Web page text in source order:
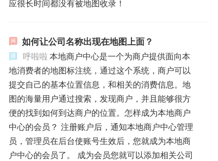
应很长时间都没有被地图收录！
如何让公司名称出现在地图上面？
呼啦啦 本地商户中心是一个为商户提供面向本
地消费者的地图标注统，通过这个系统，商户可以
提交自己的基本位置信息，和相关的消费信息。地
图的海量用户通过搜索，发现商户，并且能够很方
便的找到如何到达商户的位置。怎样成为本地商户
中心的会员？ 注册账户后，通知本地商户中心管理
员，管理员在后台使账号生效后，您就成为本地商
户中心的会员了。 成为会员您就可以添加相关公司